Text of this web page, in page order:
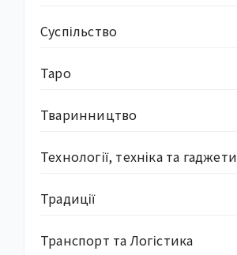
Суcпільство
Таро
Тваринництво
Технології, техніка та гаджети
Традиції
Транспорт та Логістика